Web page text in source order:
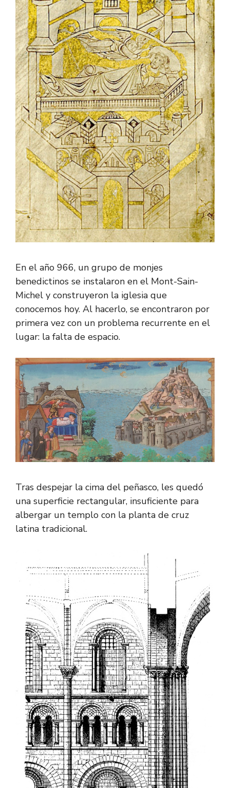
En el año 966, un grupo de monjes
benedictinos se instalaron en el Mont-Sain-
Michel y construyeron la iglesia que
conocemos hoy. Al hacerlo, se encontraron por
primera vez con un problema recurrente en el
lugar: la falta de espacio.
Tras despejar la cima del peñasco, les quedó
una superficie rectangular, insuficiente para
albergar un templo con la planta de cruz
latina tradicional.